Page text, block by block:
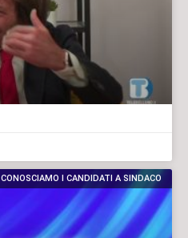
CONOSCIAMO I CANDIDATI A SINDACO